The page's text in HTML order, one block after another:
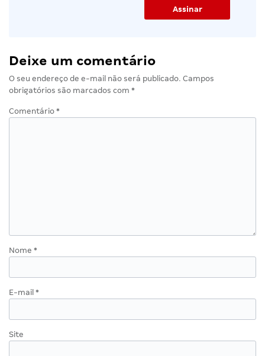
Deixe um comentário
O seu endereço de e-mail não será publicado. Campos
obrigatórios são marcados com *
Comentário *
Nome *
E-mail *
Site